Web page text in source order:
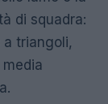
di squadra:
triangoli,